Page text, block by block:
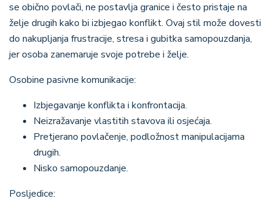
se obično povlači, ne postavlja granice i često pristaje na
želje drugih kako bi izbjegao konflikt. Ovaj stil može dovesti
do nakupljanja frustracije, stresa i gubitka samopouzdanja,
jer osoba zanemaruje svoje potrebe i želje.
Osobine pasivne komunikacije:
Izbjegavanje konflikta i konfrontacija.
Neizražavanje vlastitih stavova ili osjećaja.
Pretjerano povlačenje, podložnost manipulacijama
drugih.
Nisko samopouzdanje.
Posljedice: